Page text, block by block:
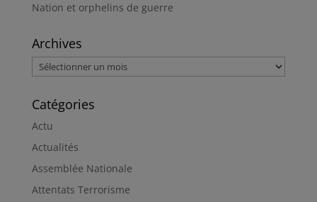
Nation et orphelins de guerre
Archives
Archives
Catégories
Actu
Actualités
Assemblée Nationale
Attentats Terrorisme